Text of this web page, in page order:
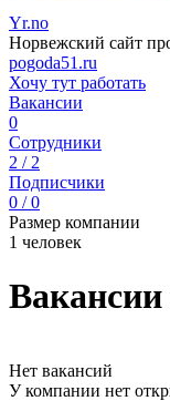
Yr.no
Норвежский сайт
pogoda51.ru
Хочу тут работать
Вакансии
0
Сотрудники
2 / 2
Подписчики
0 / 0
Размер компании
1 человек
Нет вакансий
У компании нет